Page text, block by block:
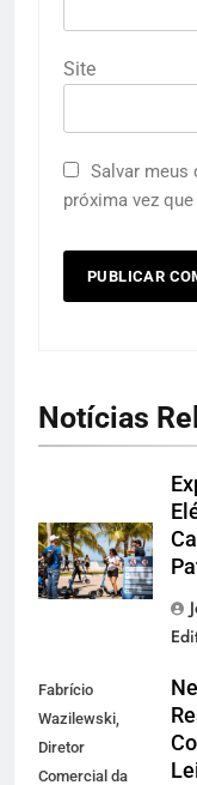
Site
Salvar meus
próxima vez
Notícias
Fabrício
Wazilewski,
Diretor
Comercial da